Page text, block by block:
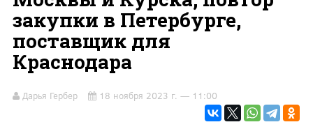
закупки в Петербурге,
поставщик для
Краснодара
Дарья Гербер 18 ноября 2023 г. — 11:00